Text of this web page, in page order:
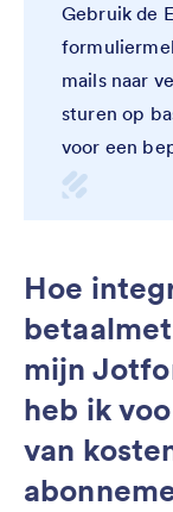
Gebruik de
mails naar
sturen op
voor een
Hoe
mijn
heb ik
van